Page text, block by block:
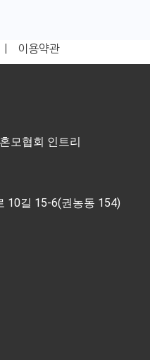
이용약관
모협회 인트리
10길 15-6(권농동 154)